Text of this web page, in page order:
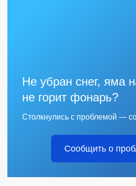
Не убран снег, яма
не горит фонарь?
Столкнулись с проблемой —
Сообщить о